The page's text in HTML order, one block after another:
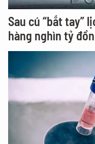
Sau cú “bắt tay”
hàng nghìn tỷ